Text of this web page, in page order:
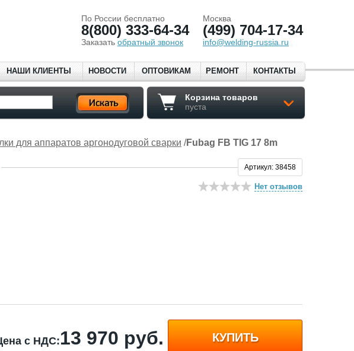
По России бесплатно
8(800) 333-64-34
Заказать обратный звонок
Москва
(499) 704-17-34
info@welding-russia.ru
НАШИ КЛИЕНТЫ НОВОСТИ ОПТОВИКАМ РЕМОНТ КОНТАКТЫ
Корзина товаров
пуста
для аппаратов аргонодуговой сварки /Fubag FB TIG 17 8m
Нет отзывов
Артикул: 38458
с НДС:13 970 руб. КУПИТЬ